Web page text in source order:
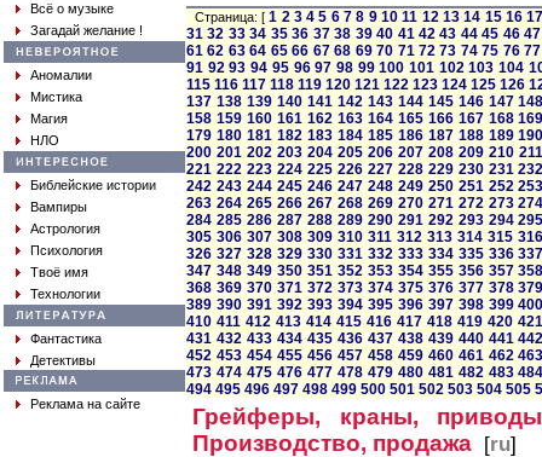
Всё о музыке
Загадай желание !
Аномалии
Мистика
Магия
НЛО
Библейские истории
Вампиры
Астрология
Психология
Твоё имя
Технологии
Фантастика
Детективы
Реклама на сайте
Страница: [1 2 3 4 5 6 7 8 9 10 11 12 13 14 15 16
31 32 33 34 35 36 37 38 39 40 41 42 43 44 45 46 47
61 62 63 64 65 66 67 68 69 70 71 72 73 74 75 76 77
91 92 93 94 95 96 97 98 99 100 101 102 103 104
115 116 117 118 119 120 121 122 123 124 125 126
137 138 139 140 141 142 143 144 145 146 147
158 159 160 161 162 163 164 165 166 167 168
179 180 181 182 183 184 185 186 187 188 189
200 201 202 203 204 205 206 207 208 209 210 211
221 222 223 224 225 226 227 228 229 230 231
242 243 244 245 246 247 248 249 250 251 252
263 264 265 266 267 268 269 270 271 272 273
284 285 286 287 288 289 290 291 292 293 294
305 306 307 308 309 310 311 312 313 314 315 316
326 327 328 329 330 331 332 333 334 335 336
347 348 349 350 351 352 353 354 355 356 357
368 369 370 371 372 373 374 375 376 377 378
389 390 391 392 393 394 395 396 397 398 399
410 411 412 413 414 415 416 417 418 419 420 421
431 432 433 434 435 436 437 438 439 440 441
452 453 454 455 456 457 458 459 460 461 462
473 474 475 476 477 478 479 480 481 482 483
494 495 496 497 498 499 500 501 502 503 504 505
Грейферы, краны,
Производство, продажа [ru]